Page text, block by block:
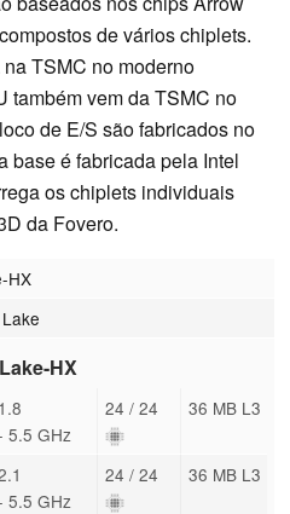
de vários chiplets.
TSMC no moderno
também vem da TSMC no
de E/S são fabricados no
base é fabricada pela Intel
os chiplets individuais
da Fovero.
HX
HX
1.8
5.5 GHz
24 / 24 36 MB L3
5.5 GHz
24 / 24 36 MB L3